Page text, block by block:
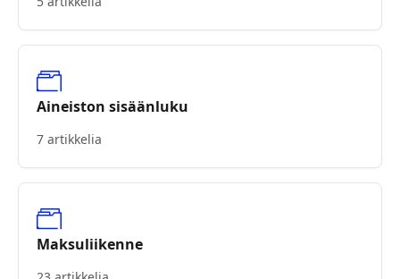
Aineiston sisäänluku
7 artikkelia
Maksuliikenne